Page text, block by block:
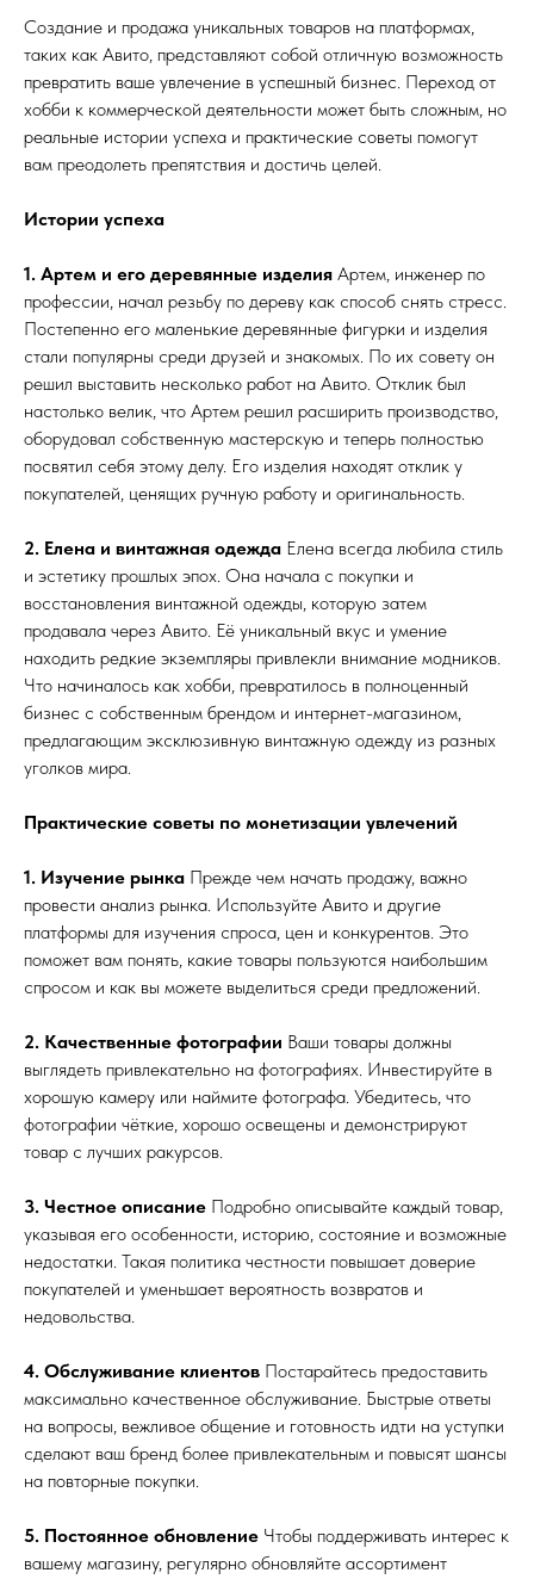
Создание и продажа уникальных товаров на платформах,
таких как Авито, представляют собой отличную возможность
превратить ваше увлечение в успешный бизнес. Переход от
хобби к коммерческой деятельности может быть сложным, но
реальные истории успеха и практические советы помогут
вам преодолеть препятствия и достичь целей.
Истории успеха
1. Артем и его деревянные изделия Артем, инженер по
профессии, начал резьбу по дереву как способ снять стресс.
Постепенно его маленькие деревянные фигурки и изделия
стали популярны среди друзей и знакомых. По их совету он
решил выставить несколько работ на Авито. Отклик был
настолько велик, что Артем решил расширить производство,
оборудовал собственную мастерскую и теперь полностью
посвятил себя этому делу. Его изделия находят отклик у
покупателей, ценящих ручную работу и оригинальность.
2. Елена и винтажная одежда Елена всегда любила стиль
и эстетику прошлых эпох. Она начала с покупки и
восстановления винтажной одежды, которую затем
продавала через Авито. Её уникальный вкус и умение
находить редкие экземпляры привлекли внимание модников.
Что начиналось как хобби, превратилось в полноценный
бизнес с собственным брендом и интернет-магазином,
предлагающим эксклюзивную винтажную одежду из разных
уголков мира.
Практические советы по монетизации увлечений
1. Изучение рынка Прежде чем начать продажу, важно
провести анализ рынка. Используйте Авито и другие
платформы для изучения спроса, цен и конкурентов. Это
поможет вам понять, какие товары пользуются наибольшим
спросом и как вы можете выделиться среди предложений.
2. Качественные фотографии Ваши товары должны
выглядеть привлекательно на фотографиях. Инвестируйте в
хорошую камеру или наймите фотографа. Убедитесь, что
фотографии чёткие, хорошо освещены и демонстрируют
товар с лучших ракурсов.
3. Честное описание Подробно описывайте каждый товар,
указывая его особенности, историю, состояние и возможные
недостатки. Такая политика честности повышает доверие
покупателей и уменьшает вероятность возвратов и
недовольства.
4. Обслуживание клиентов Постарайтесь предоставить
максимально качественное обслуживание. Быстрые ответы
на вопросы, вежливое общение и готовность идти на уступки
сделают ваш бренд более привлекательным и повысят шансы
на повторные покупки.
5. Постоянное обновление Чтобы поддерживать интерес к
вашему магазину, регулярно обновляйте ассортимент